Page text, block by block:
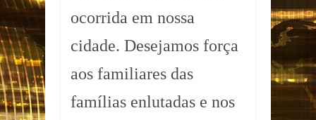
ocorrida em nossa
cidade. Desejamos força
aos familiares das
famílias enlutadas e nos